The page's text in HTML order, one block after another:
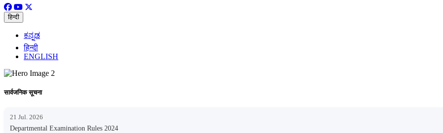
हिन्दी
ಕನ್ನಡ
हिन्दी
ENGLISH
सार्वजनिक सूचना
21 Jul. 2026
Departmental Examination Rules 2024